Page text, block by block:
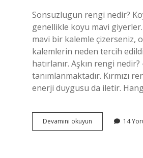
Sonsuzlugun rengi nedir?
genellikle koyu mavi giyerler.
mavi bir kalemle çizerseniz,
kalemlerin neden tercih
hatırlanır. Aşkın rengi
tanımlanmaktadır. Kırmızı
enerji duygusu da iletir.
Devamını okuyun Sonsuzluğun
Rengi
14